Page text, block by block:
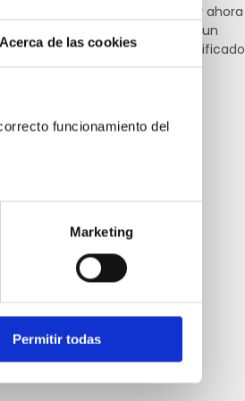
Acerca de las cookies
funcionamiento del
Marketing
Permitir todas
Te explicamos qué hacer ahora
y cómo puedes migrar a un
Proveedor Autorizado Calificado
(PAC)